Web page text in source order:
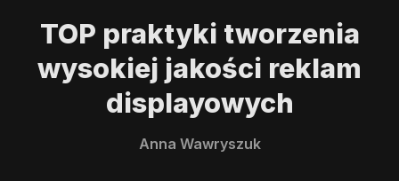
Strefa Premium
TOP praktyki tworzenia
wysokiej jakości reklam
displayowych
Anna Wawryszuk